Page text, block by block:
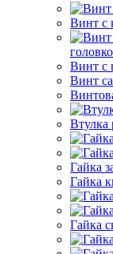
Винт с
Винт с
Винт
Втулка
Гайка
Гайка
Гайка